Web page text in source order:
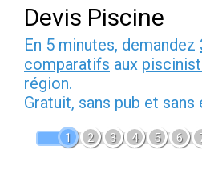
Devis Piscine
En 5 minutes, demandez
comparatifs aux
région.
Gratuit, sans pub et sans
1 2 3 4 5 6